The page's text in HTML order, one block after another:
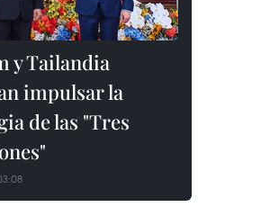
y Tailandia
impulsar la
de las "Tres